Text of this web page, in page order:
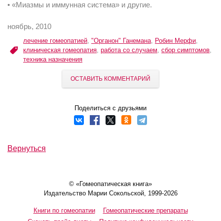
• «Миазмы и иммунная система» и другие.
ноябрь, 2010
лечение гомеопатией, "Органон" Ганемана, Робин Мерфи,
клиническая гомеопатия, работа со случаем, сбор симптомов,
техника назначения
ОСТАВИТЬ КОММЕНТАРИЙ
Поделиться с друзьями
Вернуться
© «Гомеопатическая книга»
Издательство Марии Сокольской, 1999-2026
Книги по гомеопатии
Гомеопатические препараты